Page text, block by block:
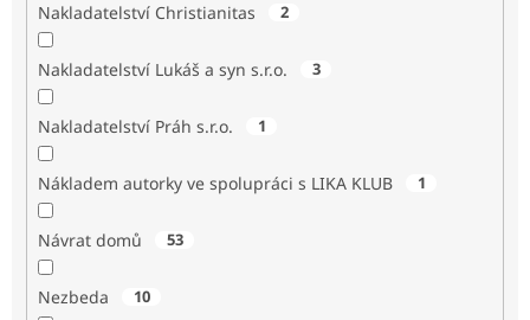
Nakladatelství Christianitas 2
Nakladatelství Lukáš a syn s.r.o. 3
Nakladatelství Práh s.r.o. 1
Nákladem autorky ve spolupráci s LIKA KLUB 1
Návrat domů 53
Nezbeda 10